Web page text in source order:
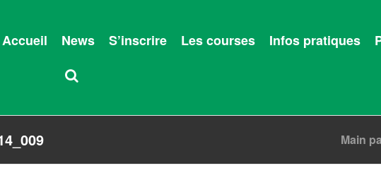
Accueil News S’inscrire Les courses Infos pratiques
Main